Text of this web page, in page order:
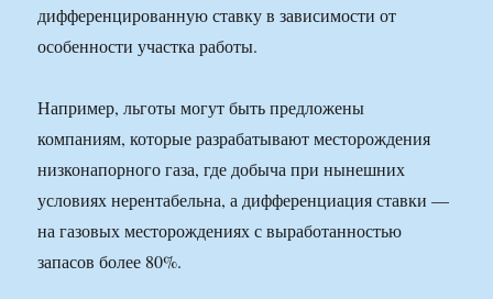
дифференцированную ставку в зависимости от
особенности участка работы.
Например, льготы могут быть предложены
компаниям, которые разрабатывают месторождения
низконапорного газа, где добыча при нынешних
условиях нерентабельна, а дифференциация ставки —
на газовых месторождениях с выработанностью
запасов более 80%.